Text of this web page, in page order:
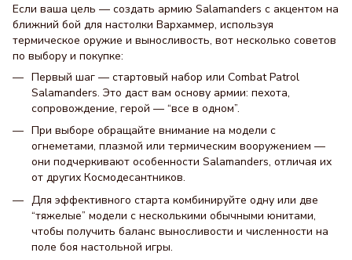
Если ваша цель — создать армию Salamanders с акцентом на
ближний бой для настолки Вархаммер, используя
термическое оружие и выносливость, вот несколько советов
по выбору и покупке:
Первый шаг — стартовый набор или Combat Patrol
Salamanders. Это даст вам основу армии: пехота,
сопровождение, герой — “все в одном”.
При выборе обращайте внимание на модели с
огнеметами, плазмой или термическим вооружением —
они подчеркивают особенности Salamanders, отличая их
от других Космодесантников.
Для эффективного старта комбинируйте одну или две
“тяжелые” модели с несколькими обычными юнитами,
чтобы получить баланс выносливости и численности на
поле боя настольной игры.